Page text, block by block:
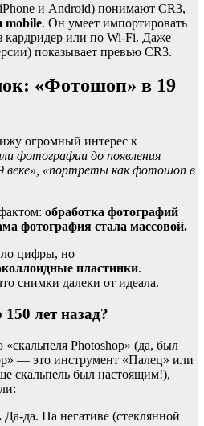
и Android) понимают CR3,
mobile. Он умеет импортировать
кардридер или по Wi-Fi. Даже
показывает превью CR3.
«Фотошоп» в 19
огромный интерес к
фотографии до появления
«портреты как фотошоп в
обработка фотографий
фотография стала массовой.
цифры, но
пластинки.
снимки далеки от идеала.
лет назад?
Photoshop» (да, был
— это инструмент «Палец» или
скальпель был настоящим!),
Да-да. На негативе (стеклянной